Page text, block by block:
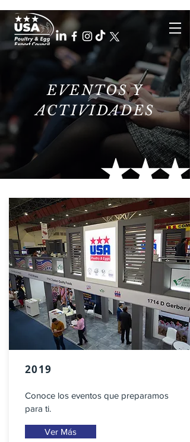
EVENTOS Y
ACTIVIDADES
2019
Conoce los eventos que preparamos
para ti.
Ver Más